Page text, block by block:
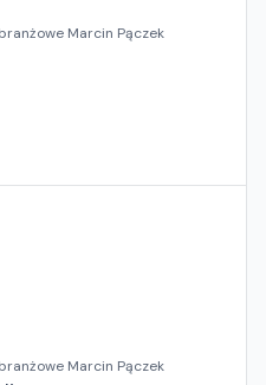
Marcin Pączek
Marcin Pączek